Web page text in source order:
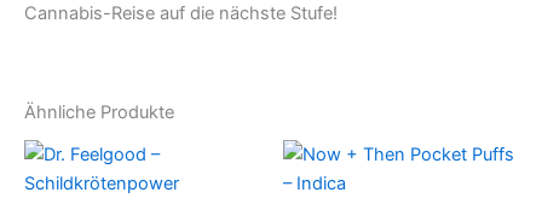
Cannabis-Reise auf die nächste Stufe!
Ähnliche Produkte